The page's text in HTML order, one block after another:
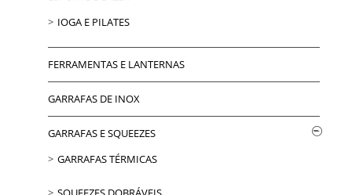
IOGA E PILATES
FERRAMENTAS E LANTERNAS
GARRAFAS DE INOX
GARRAFAS E SQUEEZES
GARRAFAS TÉRMICAS